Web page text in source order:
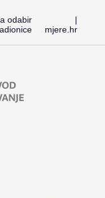
odabir
|
mjere.hr